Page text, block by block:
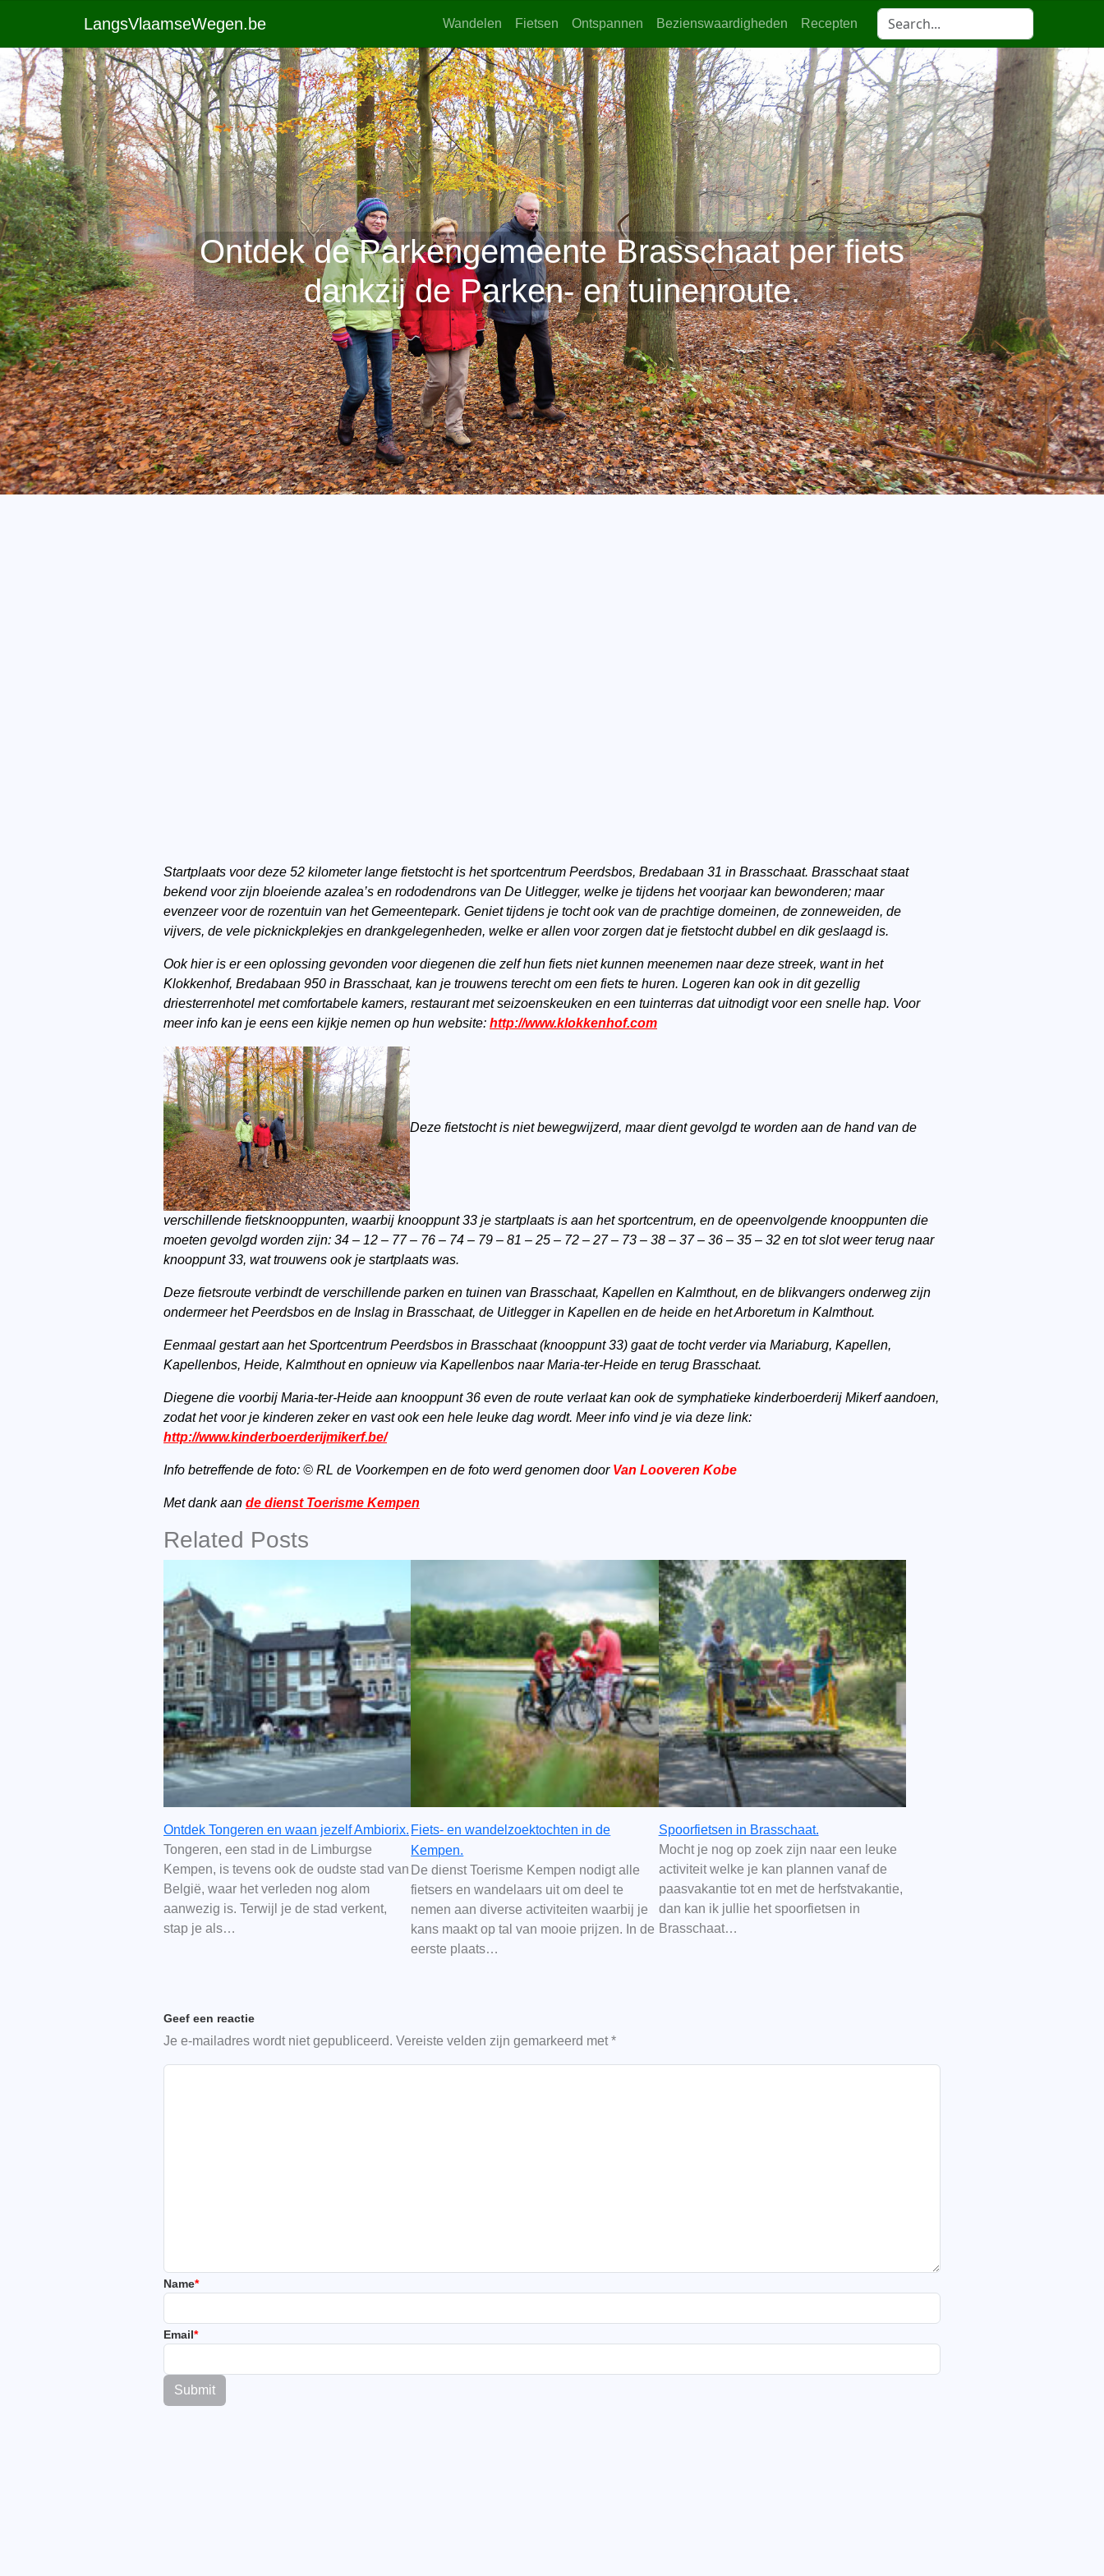
LangsVlaamseWegen.be Wandelen Fietsen Ontspannen Bezienswaardigheden Recepten
Ontdek de Parkengemeente Brasschaat per fiets
dankzij de Parken- en tuinenroute.
Startplaats voor deze 52 kilometer lange fietstocht is het sportcentrum Peerdsbos, Bredabaan 31 in Brasschaat. Brasschaat staat
bekend voor zijn bloeiende azalea’s en rododendrons van De Uitlegger, welke je tijdens het voorjaar kan bewonderen; maar
evenzeer voor de rozentuin van het Gemeentepark. Geniet tijdens je tocht ook van de prachtige domeinen, de zonneweiden, de
vijvers, de vele picknickplekjes en drankgelegenheden, welke er allen voor zorgen dat je fietstocht dubbel en dik geslaagd is.
Ook hier is er een oplossing gevonden voor diegenen die zelf hun fiets niet kunnen meenemen naar deze streek, want in het
Klokkenhof, Bredabaan 950 in Brasschaat, kan je trouwens terecht om een fiets te huren. Logeren kan ook in dit gezellig
driesterrenhotel met comfortabele kamers, restaurant met seizoenskeuken en een tuinterras dat uitnodigt voor een snelle hap. Voor
meer info kan je eens een kijkje nemen op hun website: http://www.klokkenhof.com
Deze fietstocht is niet bewegwijzerd, maar dient gevolgd te worden aan de hand van de
verschillende fietsknooppunten, waarbij knooppunt 33 je startplaats is aan het sportcentrum, en de opeenvolgende knooppunten die
moeten gevolgd worden zijn: 34 – 12 – 77 – 76 – 74 – 79 – 81 – 25 – 72 – 27 – 73 – 38 – 37 – 36 – 35 – 32 en tot slot weer terug naar
knooppunt 33, wat trouwens ook je startplaats was.
Deze fietsroute verbindt de verschillende parken en tuinen van Brasschaat, Kapellen en Kalmthout, en de blikvangers onderweg zijn
ondermeer het Peerdsbos en de Inslag in Brasschaat, de Uitlegger in Kapellen en de heide en het Arboretum in Kalmthout.
Eenmaal gestart aan het Sportcentrum Peerdsbos in Brasschaat (knooppunt 33) gaat de tocht verder via Mariaburg, Kapellen,
Kapellenbos, Heide, Kalmthout en opnieuw via Kapellenbos naar Maria-ter-Heide en terug Brasschaat.
Diegene die voorbij Maria-ter-Heide aan knooppunt 36 even de route verlaat kan ook de symphatieke kinderboerderij Mikerf aandoen,
zodat het voor je kinderen zeker en vast ook een hele leuke dag wordt. Meer info vind je via deze link:
http://www.kinderboerderijmikerf.be/
Info betreffende de foto: © RL de Voorkempen en de foto werd genomen door Van Looveren Kobe
Met dank aan de dienst Toerisme Kempen
Related Posts
Ontdek Tongeren en waan jezelf Ambiorix.
Tongeren, een stad in de Limburgse
Kempen, is tevens ook de oudste stad van
België, waar het verleden nog alom
aanwezig is. Terwijl je de stad verkent,
stap je als…
Fiets- en wandelzoektochten in de
Kempen.
De dienst Toerisme Kempen nodigt alle
fietsers en wandelaars uit om deel te
nemen aan diverse activiteiten waarbij je
kans maakt op tal van mooie prijzen. In de
eerste plaats…
Spoorfietsen in Brasschaat.
Mocht je nog op zoek zijn naar een leuke
activiteit welke je kan plannen vanaf de
paasvakantie tot en met de herfstvakantie,
dan kan ik jullie het spoorfietsen in
Brasschaat…
Geef een reactie
Je e-mailadres wordt niet gepubliceerd. Vereiste velden zijn gemarkeerd met*
Name*
Email*